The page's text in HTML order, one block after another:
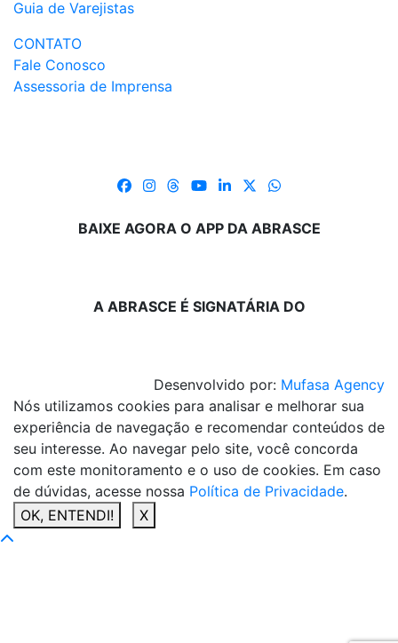
Guia de Varejistas
CONTATO
Fale Conosco
Assessoria de Imprensa
BAIXE AGORA O APP DA ABRASCE
A ABRASCE É SIGNATÁRIA DO
Desenvolvido por: Mufasa Agency
Nós utilizamos cookies para analisar e melhorar sua
experiência de navegação e recomendar conteúdos de
seu interesse. Ao navegar pelo site, você concorda
com este monitoramento e o uso de cookies. Em caso
de dúvidas, acesse nossa Política de Privacidade.
OK, ENTENDI!
X